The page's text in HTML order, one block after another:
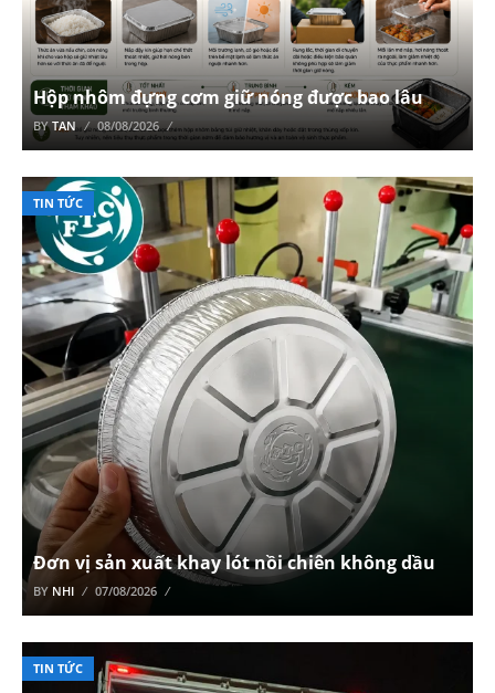
Hộp nhôm đựng cơm giữ nóng được bao lâu
BYTAN 08/08/2026
TIN TỨC
Đơn vị sản xuất khay lót nồi chiên không dầu
BY NHI 07/08/2026
TIN TỨC